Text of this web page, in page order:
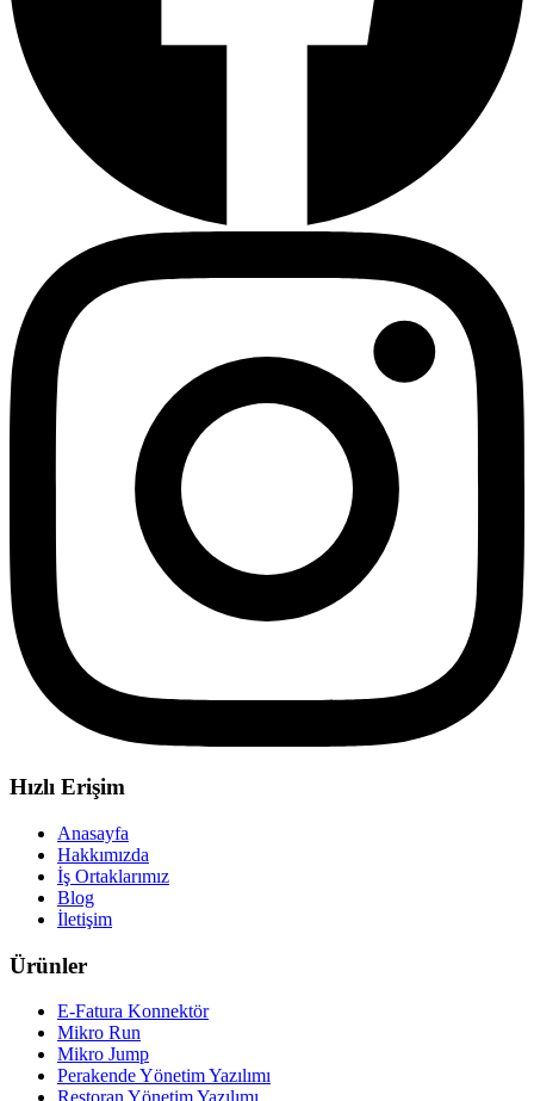
Hızlı Erişim
Anasayfa
Hakkımızda
İş Ortaklarımız
Blog
İletişim
Ürünler
E-Fatura Konnektör
Mikro Run
Mikro Jump
Perakende Yönetim Yazılımı